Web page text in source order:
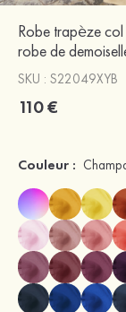
Robe trapèze col
robe de
SKU : S22049XYB
110 €
Couleur :